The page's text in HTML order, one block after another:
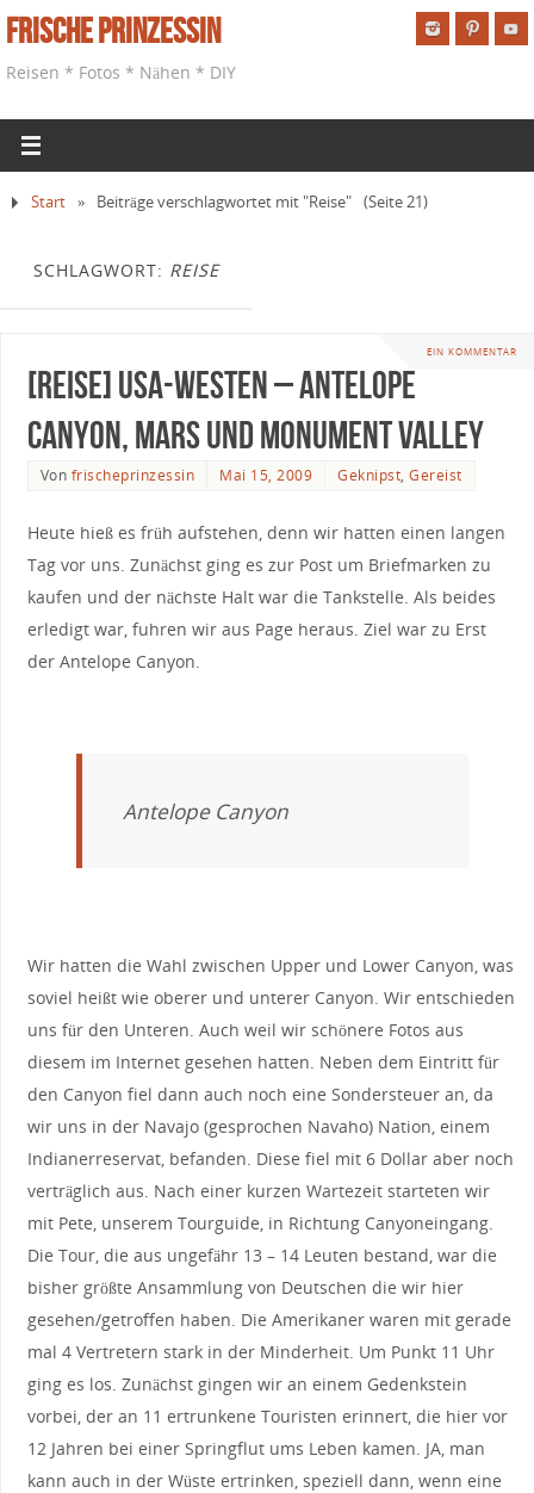
Frische Prinzessin
Reisen * Fotos * Nähen * DIY
Start » Beiträge verschlagwortet mit "Reise" (Seite 21)
SCHLAGWORT: REISE
EIN KOMMENTAR
[Reise] USA-Westen – Antelope
Canyon, Mars und Monument Valley
Von frischeprinzessin Mai 15, 2009 Geknipst,Gereist
Heute hieß es früh aufstehen, denn wir hatten einen langen
Tag vor uns. Zunächst ging es zur Post um Briefmarken zu
kaufen und der nächste Halt war die Tankstelle. Als beides
erledigt war, fuhren wir aus Page heraus. Ziel war zu Erst
der Antelope Canyon.
Antelope Canyon
Wir hatten die Wahl zwischen Upper und Lower Canyon, was
soviel heißt wie oberer und unterer Canyon. Wir entschieden
uns für den Unteren. Auch weil wir schönere Fotos aus
diesem im Internet gesehen hatten. Neben dem Eintritt für
den Canyon fiel dann auch noch eine Sondersteuer an, da
wir uns in der Navajo (gesprochen Navaho) Nation, einem
Indianerreservat, befanden. Diese fiel mit 6 Dollar aber noch
verträglich aus. Nach einer kurzen Wartezeit starteten wir
mit Pete, unserem Tourguide, in Richtung Canyoneingang.
Die Tour, die aus ungefähr 13 – 14 Leuten bestand, war die
bisher größte Ansammlung von Deutschen die wir hier
gesehen/getroffen haben. Die Amerikaner waren mit gerade
mal 4 Vertretern stark in der Minderheit. Um Punkt 11 Uhr
ging es los. Zunächst gingen wir an einem Gedenkstein
vorbei, der an 11 ertrunkene Touristen erinnert, die hier vor
12 Jahren bei einer Springflut ums Leben kamen. JA, man
kann auch in der Wüste ertrinken, speziell dann, wenn eine